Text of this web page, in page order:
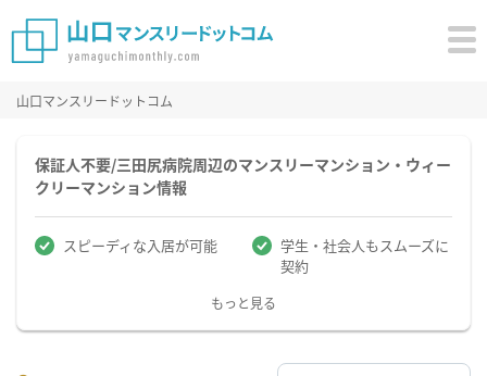
山口マンスリードットコム
保証人不要/三田尻病院周辺のマンスリーマンション・ウィー
クリーマンション情報
スピーディな入居が可能
学生・社会人もスムーズに
契約
もっと見る